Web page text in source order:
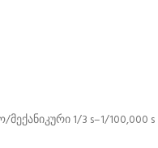
1/3 s–1/100,000 s